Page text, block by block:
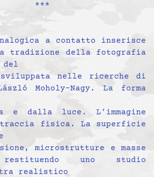
***
a contatto inserisce
tradizione della fotografia
del
sviluppata nelle ricerche di
Moholy-Nagy. La forma
e dalla luce. L’immagine
traccia fisica. La superficie
microstrutture e masse
restituendo uno studio
realistico